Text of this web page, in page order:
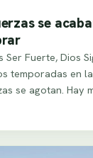
se
Ser Fuerte, Dios
temporadas en
se agotan. Hay